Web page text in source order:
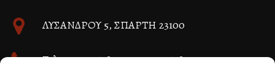
ΛΥΣΑΝΔΡΟΥ 5, ΣΠΑΡΤΗ 23100
Τηλ. 27310 26580 και 27310 26581